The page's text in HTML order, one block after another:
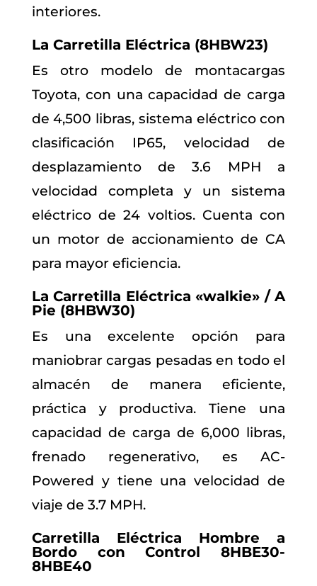
interiores.
La Carretilla Eléctrica (8HBW23)
Es otro modelo de montacargas
Toyota, con una capacidad de carga
de 4,500 libras, sistema eléctrico con
clasificación IP65, velocidad de
desplazamiento de 3.6 MPH a
velocidad completa y un sistema
eléctrico de 24 voltios. Cuenta con
un motor de accionamiento de CA
para mayor eficiencia.
La Carretilla Eléctrica «walkie» / A
Pie (8HBW30)
Es una excelente opción para
maniobrar cargas pesadas en todo el
almacén de manera eficiente,
práctica y productiva. Tiene una
capacidad de carga de 6,000 libras,
frenado regenerativo, es AC-
Powered y tiene una velocidad de
viaje de 3.7 MPH.
Carretilla Eléctrica Hombre a
Bordo con Control 8HBE30-
8HBE40